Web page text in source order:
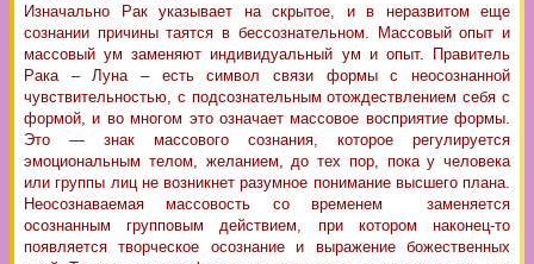
Изначально Рак указывает на скрытое, и в неразвитом еще
сознании причины таятся в бессознательном. Массовый опыт и
массовый ум заменяют индивидуальный ум и опыт. Правитель
Рака – Луна – есть символ связи формы с неосознанной
чувствительностью, с подсознательным отождествлением себя с
формой, и во многом это означает массовое восприятие формы.
Это — знак массового сознания, которое регулируется
эмоциональным телом, желанием, до тех пор, пока у человека
или группы лиц не возникнет разумное понимание высшего плана.
Неосознаваемая массовость со временем заменяется
осознанным групповым действием, при котором наконец-то
появляется творческое осознание и выражение божественных